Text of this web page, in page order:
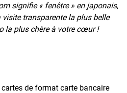
signifie « fenêtre » en japonais,
transparente la plus belle
la plus chère à votre cœur !
de format carte bancaire